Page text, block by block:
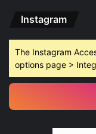
Instagram
The Instagram
options page >